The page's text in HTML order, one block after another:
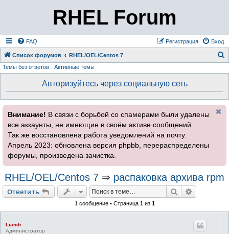
RHEL Forum
FAQ Вход
Регистрация
Список форумов RHEL/OEL/Centos 7
Темы без ответов Активные темы
Авторизуйтесь через социальную сеть
Внимание! В связи с борьбой со спамерами были удалены
все аккаунты, не имеющие в своём активе сообщений.
Так же восстановлена работа уведомлений на почту.
Апрель 2023: обновлена версия phpbb, перераспределены
форумы, произведена зачистка.
RHEL/OEL/Centos 7 ⇒ распаковка архива rpm
Ответить Поиск
1 сообщение • Страница 1из 1
Liandr
Администратор